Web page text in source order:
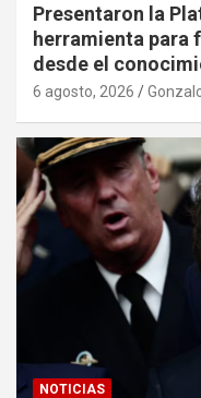
Presentaron la
herramienta para
desde el
6 agosto, 2026
NOTICIAS